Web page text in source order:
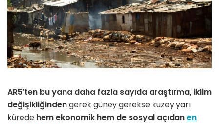
AR5’ten bu yana daha fazla sayıda araştırma, iklim
değişikliğindengerek güney gerekse kuzey yarı
kürede hem ekonomik hem de sosyal açıdanen